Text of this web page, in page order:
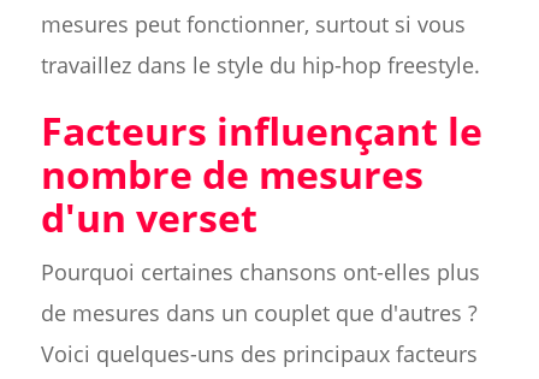
mesures peut fonctionner, surtout si vous
travaillez dans le style du hip-hop freestyle.
Facteurs influençant le
nombre de mesures
d'un verset
Pourquoi certaines chansons ont-elles plus
de mesures dans un couplet que d'autres ?
Voici quelques-uns des principaux facteurs